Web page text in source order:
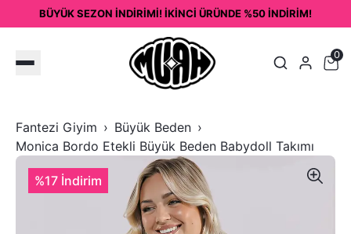
BÜYÜK SEZON İNDİRİMİ! İKİNCİ ÜRÜNDE %50 İNDİRİM!
0
Fantezi Giyim
Büyük Beden
Monica Bordo Etekli Büyük Beden Babydoll Takımı
%17 İndirim